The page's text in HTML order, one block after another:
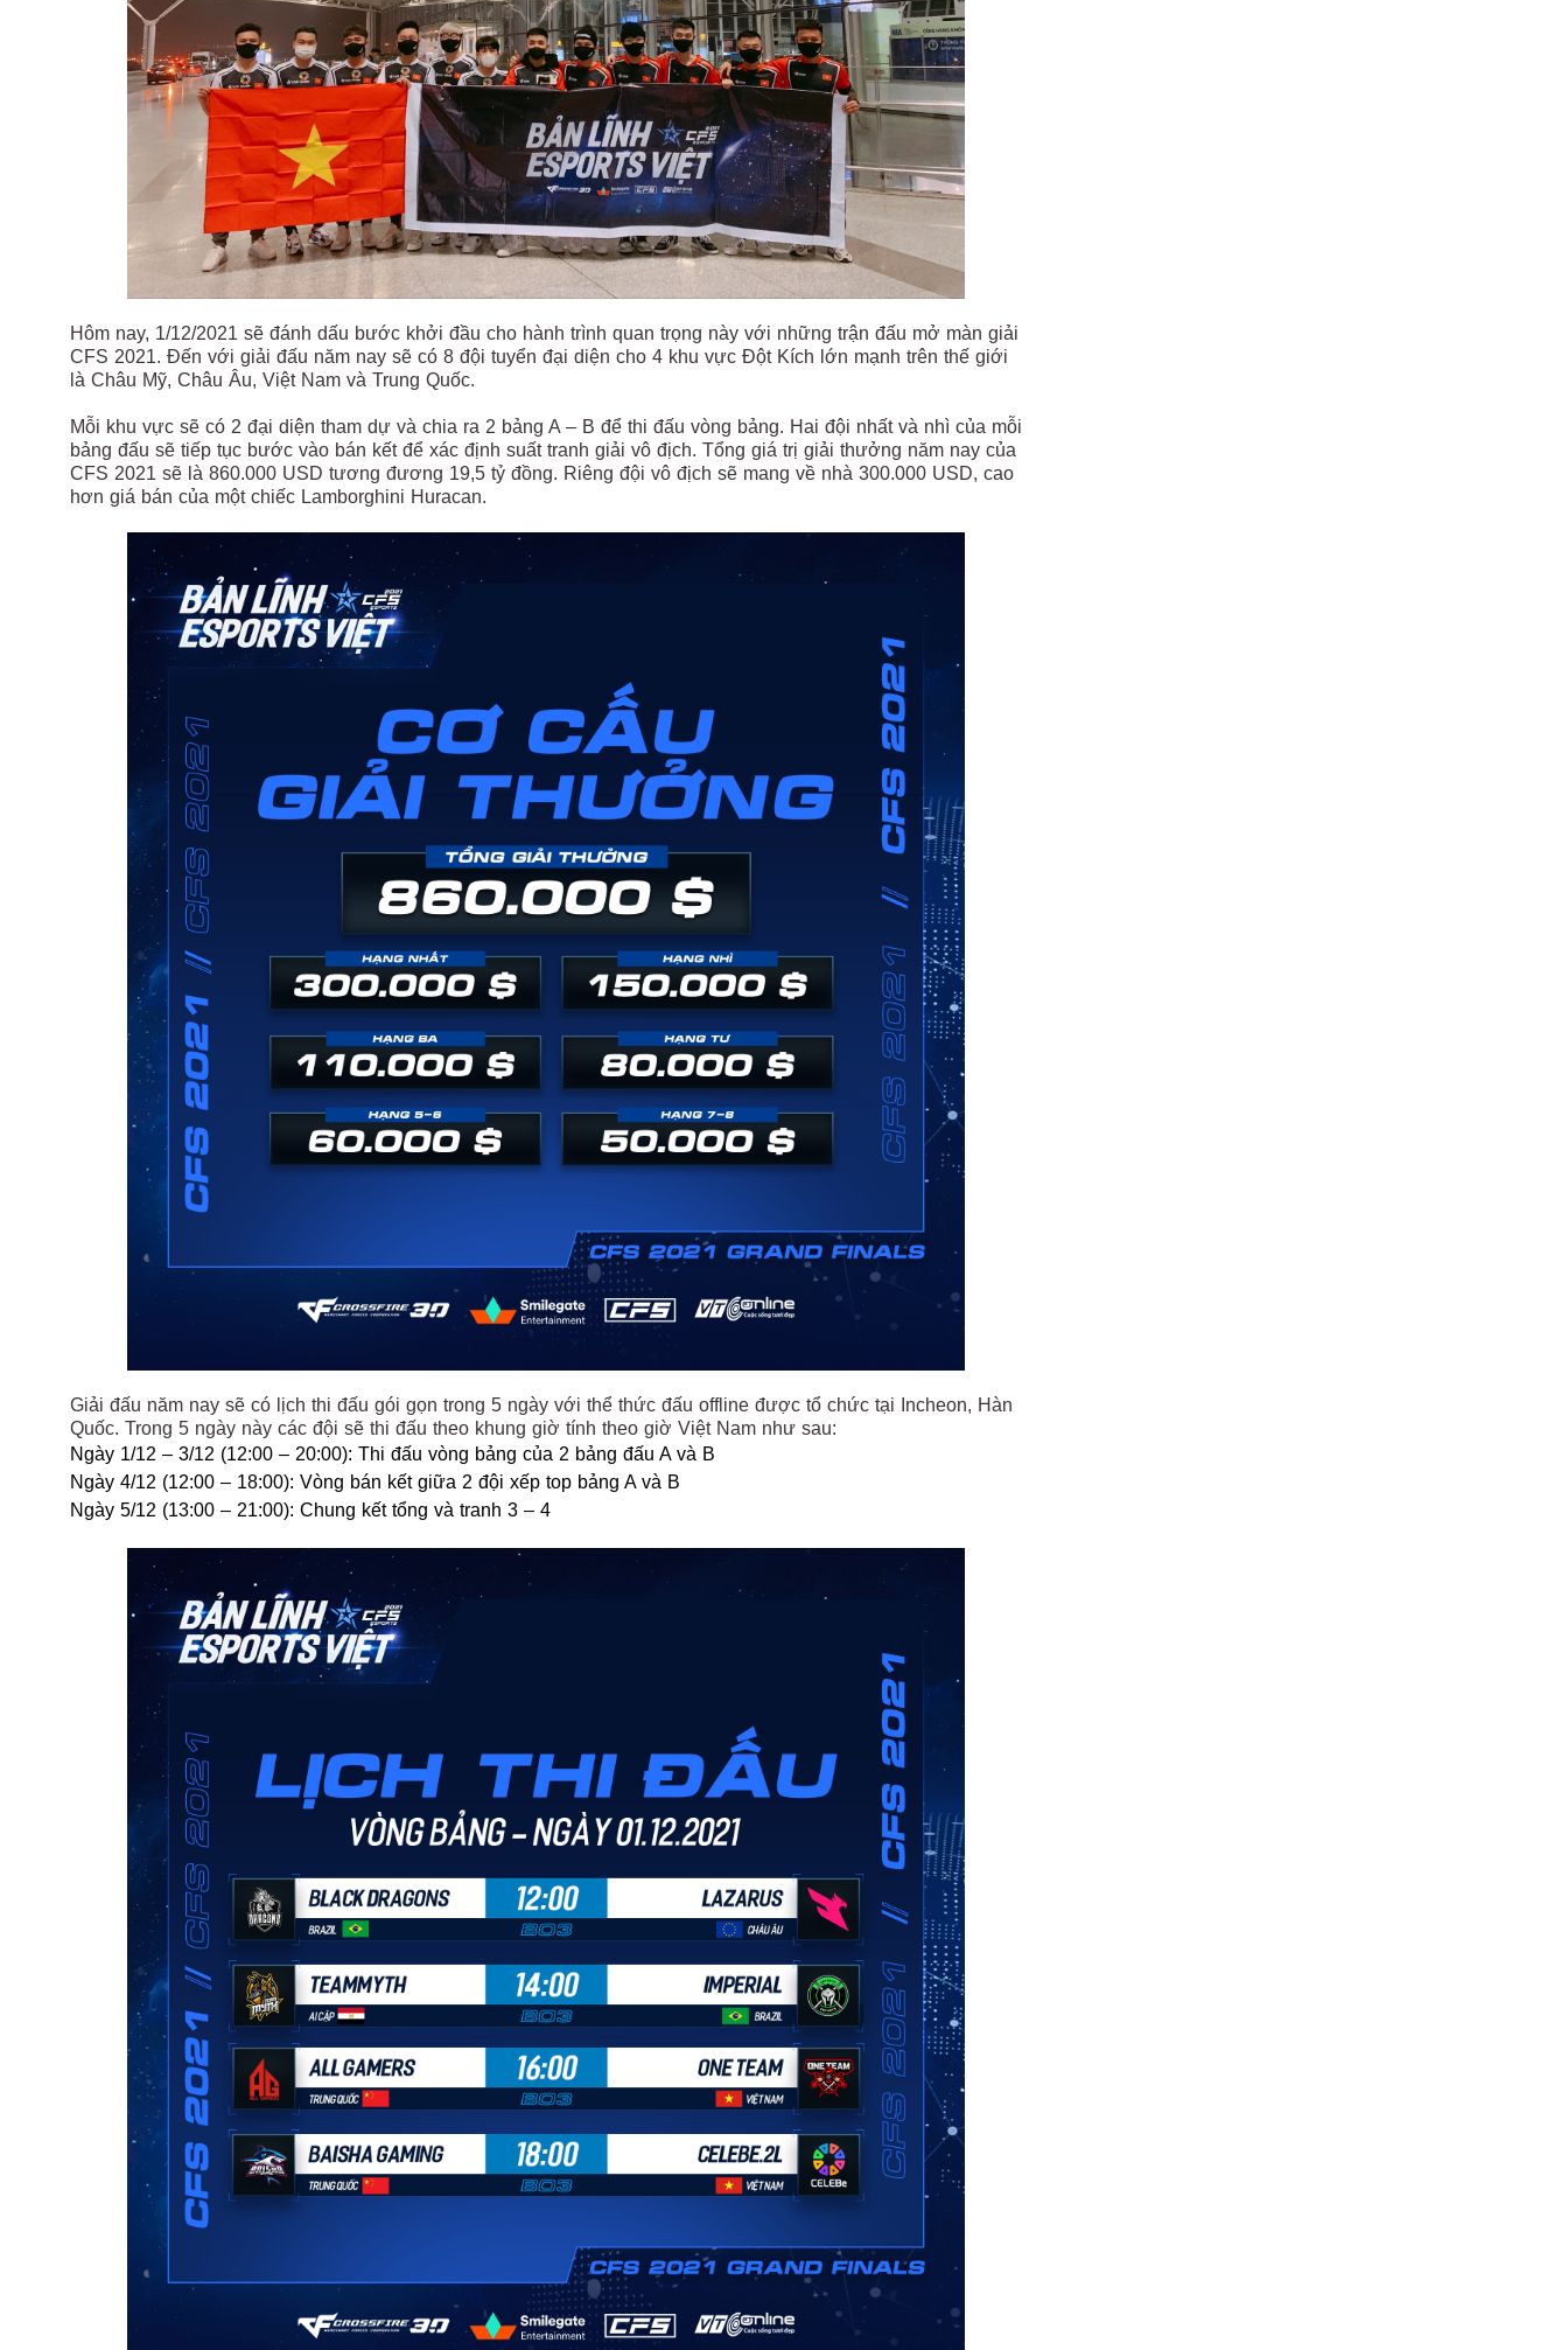
Hôm nay, 1/12/2021 sẽ đánh dấu bước khởi đầu cho hành trình quan trọng này với những trận đấu mở màn giải
CFS 2021. Đến với giải đấu năm nay sẽ có 8 đội tuyển đại diện cho 4 khu vực Đột Kích lớn mạnh trên thế giới
là Châu Mỹ, Châu Âu, Việt Nam và Trung Quốc.
Mỗi khu vực sẽ có 2 đại diện tham dự và chia ra 2 bảng A – B để thi đấu vòng bảng. Hai đội nhất và nhì của mỗi
bảng đấu sẽ tiếp tục bước vào bán kết để xác định suất tranh giải vô địch. Tổng giá trị giải thưởng năm nay của
CFS 2021 sẽ là 860.000 USD tương đương 19,5 tỷ đồng. Riêng đội vô địch sẽ mang về nhà 300.000 USD, cao
hơn giá bán của một chiếc Lamborghini Huracan.
Giải đấu năm nay sẽ có lịch thi đấu gói gọn trong 5 ngày với thể thức đấu offline được tổ chức tại Incheon, Hàn
Quốc. Trong 5 ngày này các đội sẽ thi đấu theo khung giờ tính theo giờ Việt Nam như sau:
Ngày 1/12 – 3/12 (12:00 – 20:00): Thi đấu vòng bảng của 2 bảng đấu A và B
Ngày 4/12 (12:00 – 18:00): Vòng bán kết giữa 2 đội xếp top bảng A và B
Ngày 5/12 (13:00 – 21:00): Chung kết tổng và tranh 3 – 4